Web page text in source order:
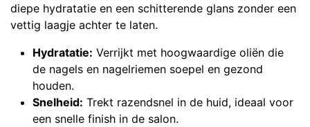
diepe hydratatie en een schitterende glans zonder een
vettig laagje achter te laten.
Hydratatie: Verrijkt met hoogwaardige oliën die
de nagels en nagelriemen soepel en gezond
houden.
Snelheid: Trekt razendsnel in de huid, ideaal voor
een snelle finish in de salon.